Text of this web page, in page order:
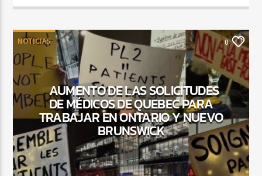
NOTICIAS 0
AUMENTO DE LAS SOLICITUDES
DE MÉDICOS DE QUEBEC PARA
TRABAJAR EN ONTARIO Y NUEVO
BRUNSWICK